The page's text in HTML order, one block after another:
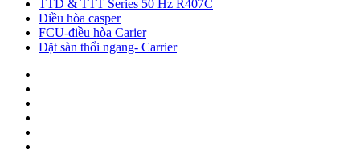
TTD & TTT Series 50 Hz R407C
Điều hòa casper
FCU-điều hòa Carier
Đặt sàn thổi ngang- Carrier